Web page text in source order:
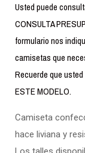
Usted puede
CONSULTA
formulario nos
camisetas que
Recuerde que
ESTE MODELO.
Camiseta
hace liviana y